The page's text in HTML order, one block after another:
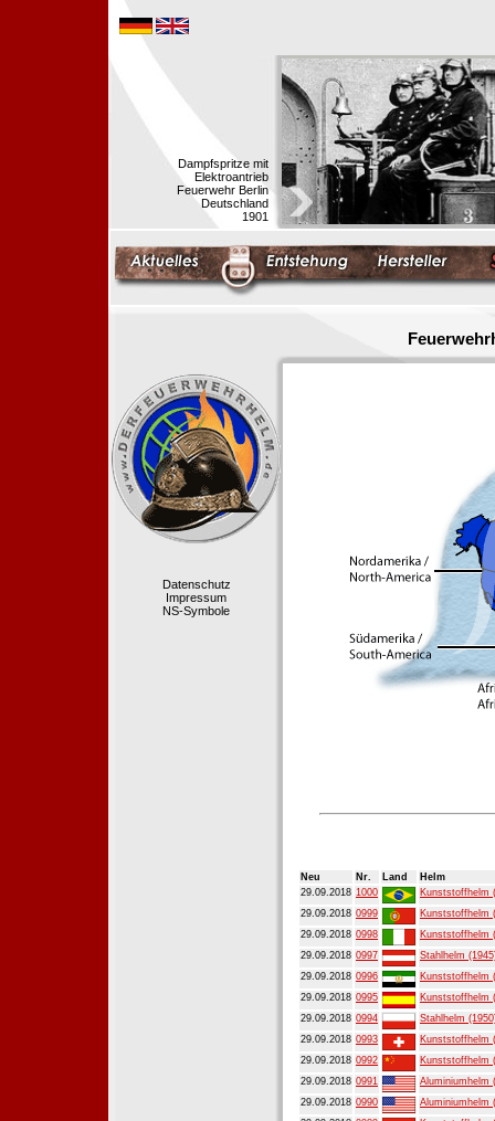
Dampfspritze mit
Elektroantrieb
Feuerwehr Berlin
Deutschland
1901
Datenschutz
Impressum
NS-Symbole
Neu Nr. Land
Helm
29.09.2018 1000
Kunststoffhelm
29.09.2018 0999
Kunststoffhelm
29.09.2018 0998
Kunststoffhelm
29.09.2018 0997
Stahlhelm
29.09.2018 0996
Kunststoffhelm
29.09.2018 0995
Kunststoffhelm
29.09.2018 0994
Stahlhelm
29.09.2018 0993
Kunststoffhelm
29.09.2018 0992
Kunststoffhelm
29.09.2018 0991
Aluminiumhelm
29.09.2018 0990
Aluminiumhelm